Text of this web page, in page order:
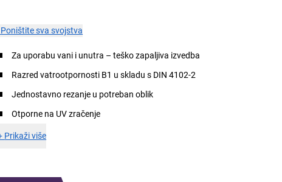
Poništite sva svojstva
Za uporabu vani i unutra – teško zapaljiva izvedba
Razred vatrootpornosti B1 u skladu s DIN 4102-2
Jednostavno rezanje u potreban oblik
Otporne na UV zračenje
Prikaži više